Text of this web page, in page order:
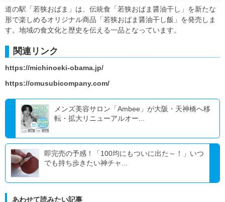
道の駅「若狭おばま」は、伝統食「若狭おばま醤油干し」を新たな
形で楽しめるオリジナル商品「若狭おばま醤油干し飯」を発売しま
す。地域の食文化と歴史を伝える一品となっています。
関連リンク
https://michinoeki-obama.jp/
https://omusubicompany.com/
メンズ美容サロン「Ambee」が大阪・天神橋へ移
転・拡大リニューアルオー...
即完売の予感！「100均にもついに出た～！」いつ
でも持ち歩きたい神チャ...
あわせて読みたい記事